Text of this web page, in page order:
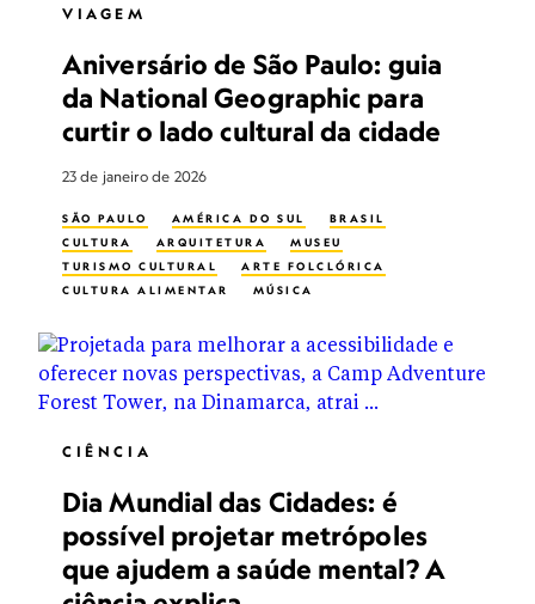
VIAGEM
Aniversário de São Paulo: guia
da National Geographic para
curtir o lado cultural da cidade
23 de janeiro de 2026
SÃO PAULO AMÉRICA DO SUL
BRASIL
CULTURA
ARQUITETURA
MUSEU
TURISMO CULTURAL
ARTE FOLCLÓRICA
CULTURA ALIMENTAR
MÚSICA
CIÊNCIA
Dia Mundial das Cidades: é
possível projetar metrópoles
que ajudem a saúde mental? A